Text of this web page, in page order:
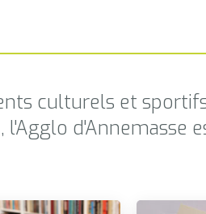
culturels et
d'Annemasse